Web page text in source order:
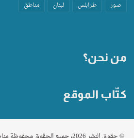
صور
طرابلس لبنان مناطق
من نحن؟
كتّاب الموقع